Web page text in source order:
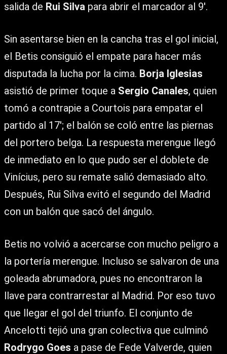
salida de Rui Silva para abrir el marcador al 9′.
Sin asentarse bien en la cancha tras el gol inicial,
el Betis consiguió el empate para hacer más
disputada la lucha por la cima. Borja Iglesias
asistió de primer toque a Sergio Canales, quien
tomó a contrapie a Courtois para empatar el
partido al 17′; el balón se coló entre las piernas
del portero belga. La respuesta merengue llegó
de inmediato en lo que pudo ser el doblete de
Vinícius, pero su remate salió demasiado alto.
Después, Rui Silva evitó el segundo del Madrid
con un balón que sacó del ángulo.
Betis no volvió a acercarse con mucho peligro a
la portería merengue. Incluso se salvaron de una
goleada abrumadora, pues no encontraron la
llave para contrarrestar al Madrid. Por eso tuvo
que llegar el gol del triunfo. El conjunto de
Ancelotti tejió una gran colectiva que culminó
Rodrygo Goes a pase de Fede Valverde, quien